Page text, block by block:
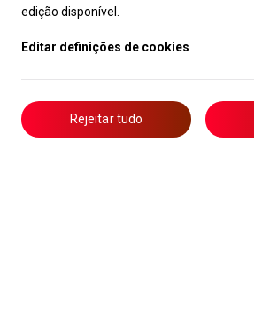
edição disponível.
Editar definições de cookies
Rejeitar tudo